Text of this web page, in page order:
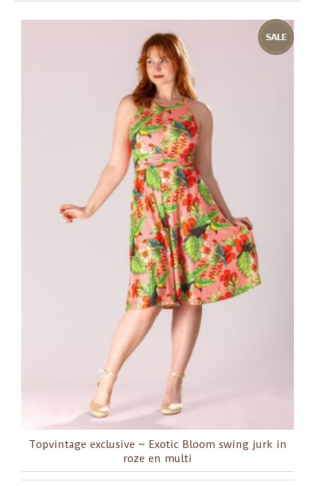
Topvintage exclusive ~ Exotic Bloom swing jurk in
roze en multi